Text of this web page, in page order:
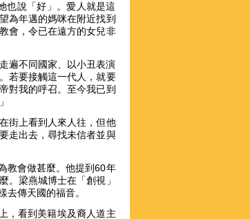
也說「好」。愛人就是這
為年邁的媽咪在附近找到
會，令已在遠方的女兒非
遍不同國家、以小丑表演
若要接觸這一代人，就要
對我的呼召。至今我已到
街上看到人來人往，但他
走出去，尋找未信者並與
教會做甚麼。他提到60年
。梁燕城博士在「創視」
去傳天國的福音。
，看到美籍埃及裔人道主